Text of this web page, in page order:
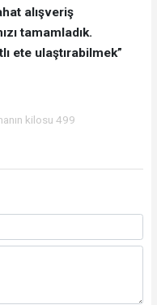
alışveriş
tamamladık.
ete ulaştırabilmek”
kilosu 499